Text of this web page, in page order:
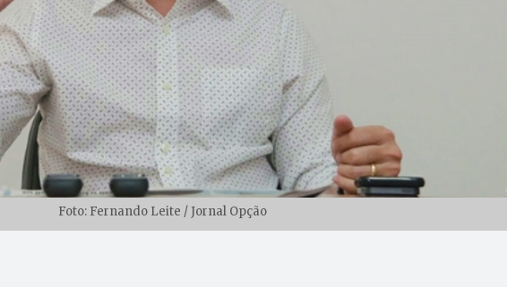
Foto: Fernando Leite / Jornal Opção